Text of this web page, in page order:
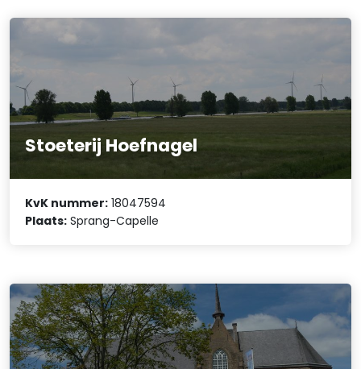
Stoeterij Hoefnagel
KvK nummer: 18047594
Plaats: Sprang-Capelle